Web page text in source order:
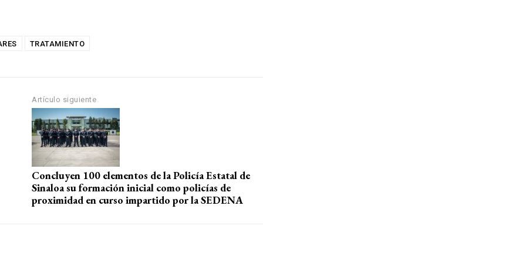
TRATAMIENTO
Artículo siguiente
Concluyen 100 elementos de la Policía Estatal de
Sinaloa su formación inicial como policías de
proximidad en curso impartido por la SEDENA